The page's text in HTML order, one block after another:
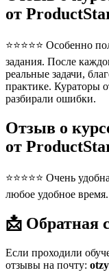
от
⭐⭐⭐⭐⭐ Особенно
задания. После
реальные задачи,
практике. Кураторы
разбирали ошибки.
Отзыв о
от
⭐⭐⭐⭐⭐ Очень
любое удобное время.
📩 Обратная
Если проходили
отзывы на почту: